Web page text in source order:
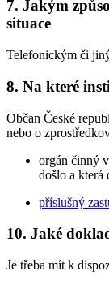
7. Jakým
situace
Telefonickým či
8. Na které
Občan České
nebo o
orgán činný
došlo a která
příslušný
10. Jaké
Je třeba mít k